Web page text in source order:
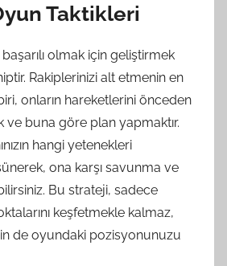
Taktikleri
olmak için geliştirmek
Rakiplerinizi alt etmenin en
onların hareketlerini önceden
ve buna göre plan yapmaktır.
hangi yetenekleri
ona karşı savunma ve
Bu strateji, sadece
keşfetmekle kalmaz,
de oyundaki pozisyonunuzu